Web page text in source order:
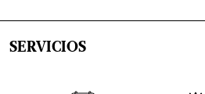
SERVICIOS